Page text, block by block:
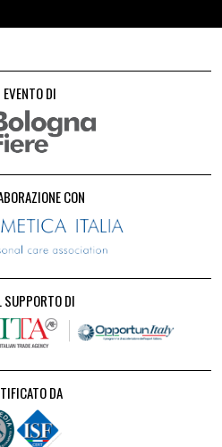
EVENTO DI
CON
SUPPORTO DI
DA